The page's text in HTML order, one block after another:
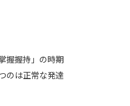
握握持」の時期
のは正常な発達